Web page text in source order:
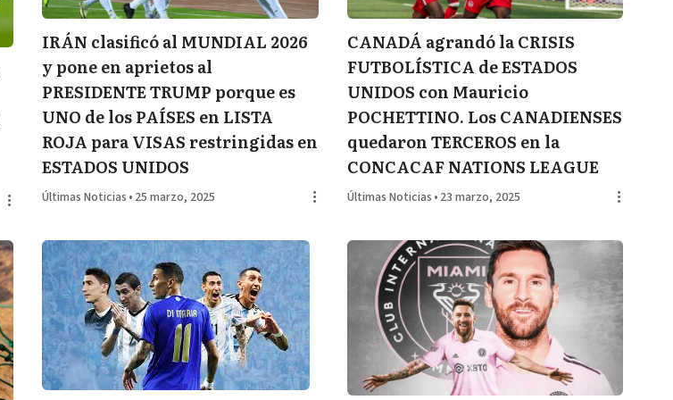
IRÁN clasificó al MUNDIAL 2026
y pone en aprietos al
PRESIDENTE TRUMP porque es
UNO de los PAÍSES en LISTA
ROJA para VISAS restringidas en
ESTADOS UNIDOS
Últimas Noticias • 25 marzo, 2025
CANADÁ agrandó la CRISIS
FUTBOLÍSTICA de ESTADOS
UNIDOS con Mauricio
POCHETTINO. Los CANADIENSES
quedaron TERCEROS en la
CONCACAF NATIONS LEAGUE
Últimas Noticias • 23 marzo, 2025